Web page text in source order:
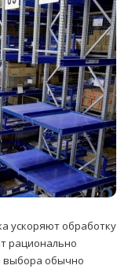
ускоряют обработку
рационально
выбора обычно